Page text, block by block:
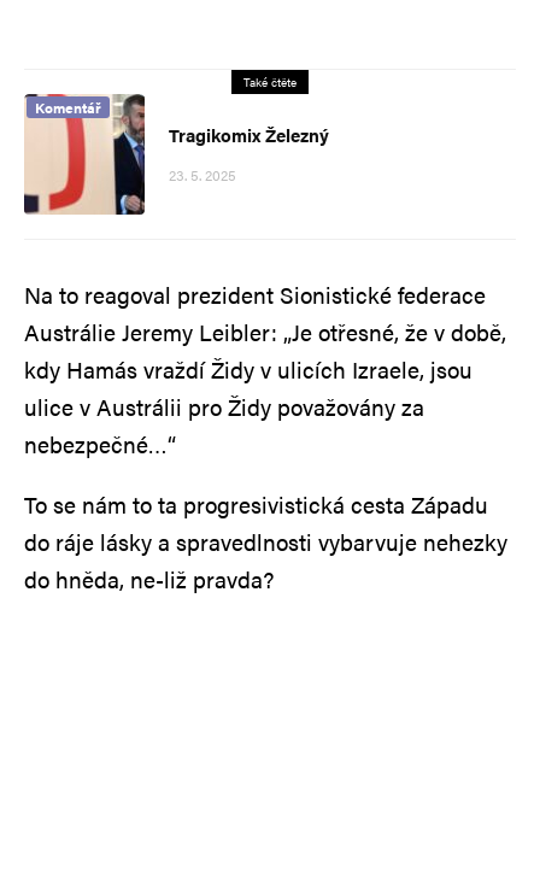
Také čtěte
Komentář
Tragikomix Železný
23. 5. 2025
Na to reagoval prezident Sionistické federace
Austrálie Jeremy Leibler: „Je otřesné, že v době,
kdy Hamás vraždí Židy v ulicích Izraele, jsou
ulice v Austrálii pro Židy považovány za
nebezpečné…“
To se nám to ta progresivistická cesta Západu
do ráje lásky a spravedlnosti vybarvuje nehezky
do hněda, ne-liž pravda?